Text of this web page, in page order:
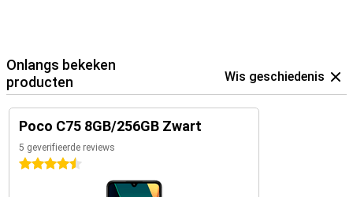
Onlangs bekeken
producten
Wis geschiedenis
Poco C75 8GB/256GB Zwart
5 geverifieerde reviews
4.5 sterren